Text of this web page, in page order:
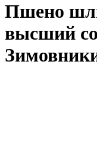
Пшено
высший